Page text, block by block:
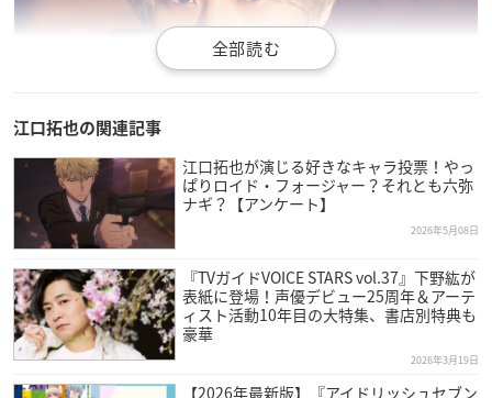
江口拓也の関連記事
江口拓也が演じる好きなキャラ投票！やっ
ぱりロイド・フォージャー？それとも六弥
ナギ？【アンケート】
2026年5月08日
『TVガイドVOICE STARS vol.37』下野紘が
表紙に登場！声優デビュー25周年＆アーテ
ィスト活動10年目の大特集、書店別特典も
豪華
2026年3月19日
【2026年最新版】『アイドリッシュセブン